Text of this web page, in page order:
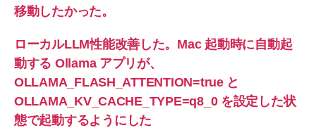
移動したかった。
ローカルLLM性能改善した。Mac 起動時に自動起
動する Ollama アプリが、
OLLAMA_FLASH_ATTENTION=true と
OLLAMA_KV_CACHE_TYPE=q8_0 を設定した状
態で起動するようにした